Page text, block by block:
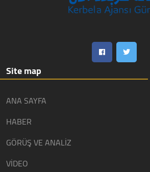
Site map
ANA SAYFA
HABER
GÖRÜŞ VE ANALİZ
VİDEO